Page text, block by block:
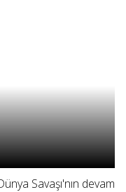
Savaşı'nın devam